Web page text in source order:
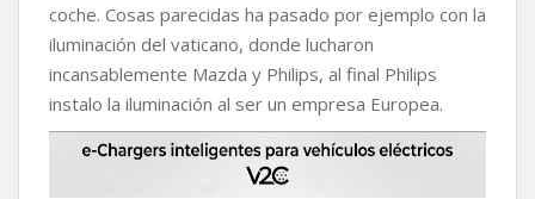
coche. Cosas parecidas ha pasado por ejemplo con la
iluminación del vaticano, donde lucharon
incansablemente Mazda y Philips, al final Philips
instalo la iluminación al ser un empresa Europea.